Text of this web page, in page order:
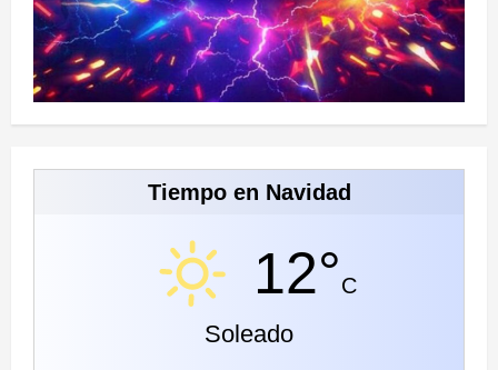
Tiempo en Navidad
12°C
Soleado